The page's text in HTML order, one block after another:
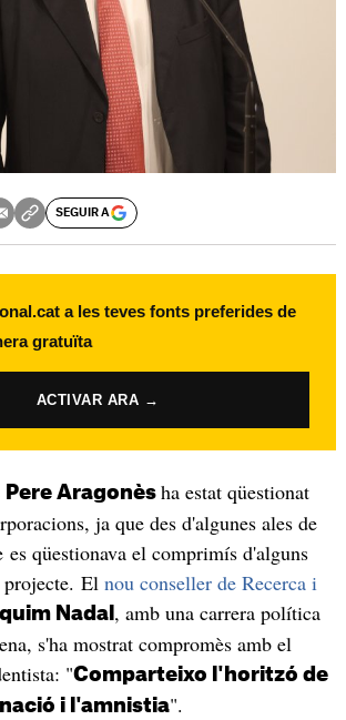
SEGUIR A
a les teves fonts preferides de
gratuïta
ACTIVAR ARA →
Pere Aragonès ha estat qüestionat
ja que des d'algunes ales de
es qüestionava el comprimís d'alguns
projecte. Elnou conseller de Recerca i
Nadal , amb una carrera política
s'ha mostrat compromès amb el
"Comparteixo l'horitzó de
i l'amnistia".